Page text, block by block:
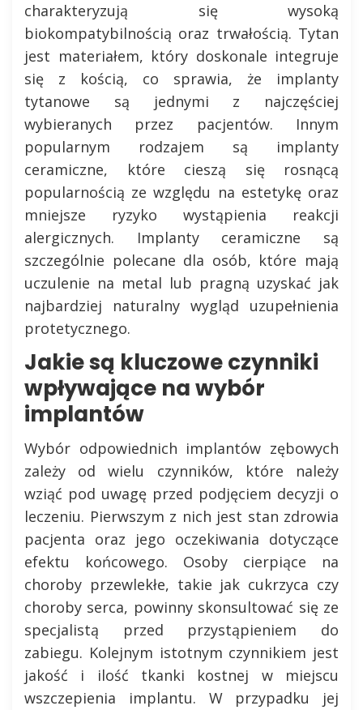
charakteryzują się wysoką
biokompatybilnością oraz trwałością. Tytan
jest materiałem, który doskonale integruje
się z kością, co sprawia, że implanty
tytanowe są jednymi z najczęściej
wybieranych przez pacjentów. Innym
popularnym rodzajem są implanty
ceramiczne, które cieszą się rosnącą
popularnością ze względu na estetykę oraz
mniejsze ryzyko wystąpienia reakcji
alergicznych. Implanty ceramiczne są
szczególnie polecane dla osób, które mają
uczulenie na metal lub pragną uzyskać jak
najbardziej naturalny wygląd uzupełnienia
protetycznego.
Jakie są kluczowe czynniki
wpływające na wybór
implantów
Wybór odpowiednich implantów zębowych
zależy od wielu czynników, które należy
wziąć pod uwagę przed podjęciem decyzji o
leczeniu. Pierwszym z nich jest stan zdrowia
pacjenta oraz jego oczekiwania dotyczące
efektu końcowego. Osoby cierpiące na
choroby przewlekłe, takie jak cukrzyca czy
choroby serca, powinny skonsultować się ze
specjalistą przed przystąpieniem do
zabiegu. Kolejnym istotnym czynnikiem jest
jakość i ilość tkanki kostnej w miejscu
wszczepienia implantu. W przypadku jej